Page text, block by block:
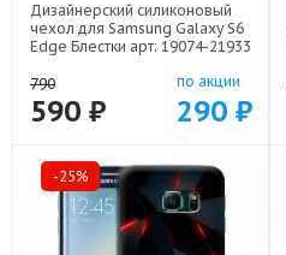
Дизайнерский силиконовый
чехол для Samsung Galaxy S6
Edge Блестки арт: 19074-21933
790
590 ₽
по акции
290 ₽
-25%